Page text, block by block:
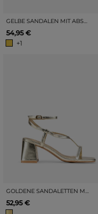
54,95 €
+1
GOLDENE SANDALETTEN MIT ABSATZ, KNÖCHELRIEMEN UND SCHNALLE
52,95 €